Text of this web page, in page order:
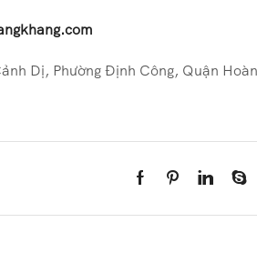
Dị, Phường Định Công, Quận